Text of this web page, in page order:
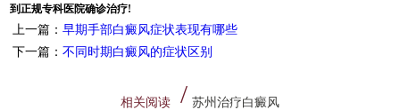
到正规专科医院确诊治疗!
上一篇：早期手部白癜风症状表现有哪些
下一篇：不同时期白癜风的症状区别
相关阅读 苏州治疗白癜风